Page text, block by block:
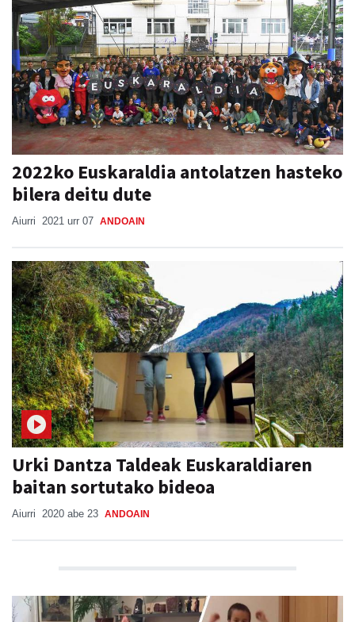
2022ko Euskaraldia antolatzen hasteko
bilera deitu dute
Aiurri 2021 urr 07 ANDOAIN
Urki Dantza Taldeak Euskaraldiaren
baitan sortutako bideoa
Aiurri 2020 abe 23 ANDOAIN